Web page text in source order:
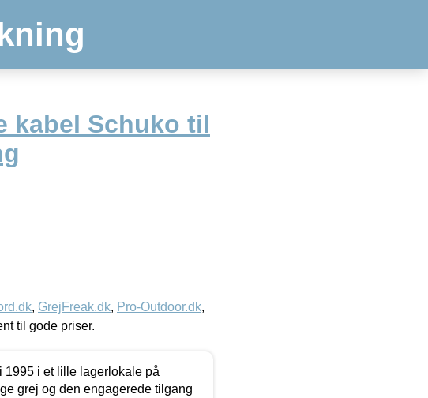
kabel Schuko til
, GrejFreak.dk, Pro-Outdoor.dk,
til gode priser.
1995 i et lille lagerlokale på
grej og den engagerede tilgang